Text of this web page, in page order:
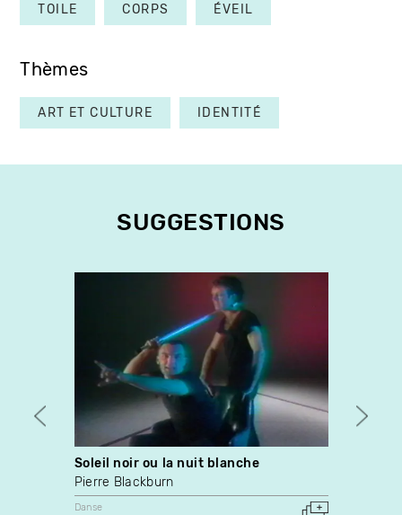
TOILE CORPS ÉVEIL
Thèmes
ART ET CULTURE IDENTITÉ
SUGGESTIONS
Soleil noir ou la nuit blanche
Pierre Blackburn
Danse